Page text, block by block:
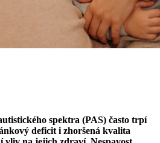
spektra (PAS) často trpí
deficit i zhoršená kvalita